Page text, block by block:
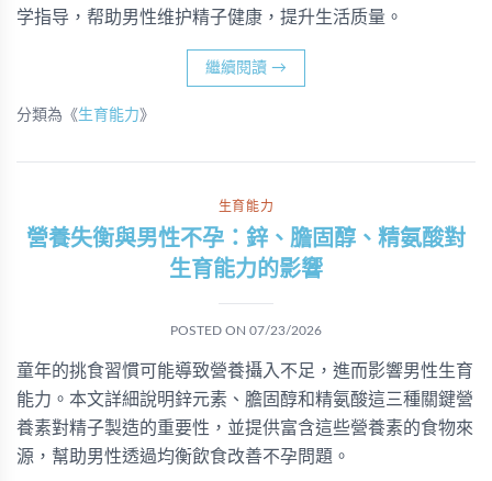
学指导，帮助男性维护精子健康，提升生活质量。
繼續閱讀 →
分類為《生育能力》
生育能力
營養失衡與男性不孕：鋅、膽固醇、精氨酸對
生育能力的影響
POSTED ON 07/23/2026
童年的挑食習慣可能導致營養攝入不足，進而影響男性生育
能力。本文詳細說明鋅元素、膽固醇和精氨酸這三種關鍵營
養素對精子製造的重要性，並提供富含這些營養素的食物來
源，幫助男性透過均衡飲食改善不孕問題。